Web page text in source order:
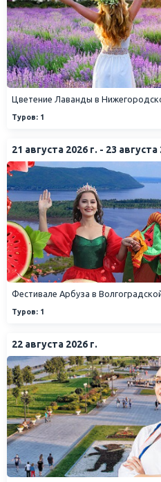
Цветение Лаванды в
Туров: 1
21 августа 2026 г. - 23 августа
Фестивале Арбуза в
Туров: 1
22 августа 2026 г.